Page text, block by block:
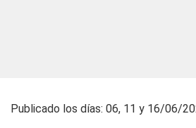
Publicado los días: 06, 11 y 16/06/